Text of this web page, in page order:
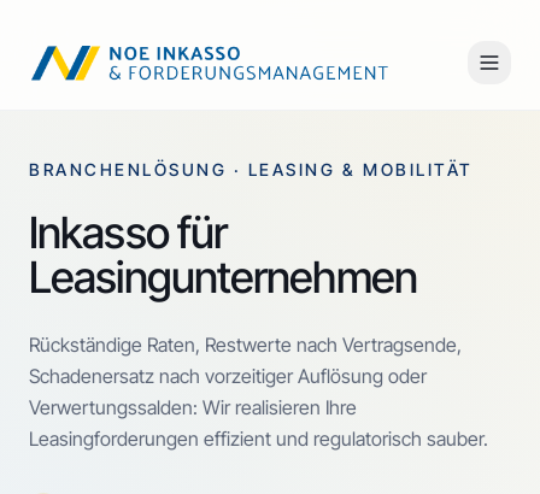
BRANCHENLÖSUNG · LEASING & MOBILITÄT
Inkasso für
Leasingunternehmen
Rückständige Raten, Restwerte nach Vertragsende,
Schadenersatz nach vorzeitiger Auflösung oder
Verwertungssalden: Wir realisieren Ihre
Leasingforderungen effizient und regulatorisch sauber.